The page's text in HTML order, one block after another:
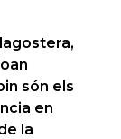
són els
en
la